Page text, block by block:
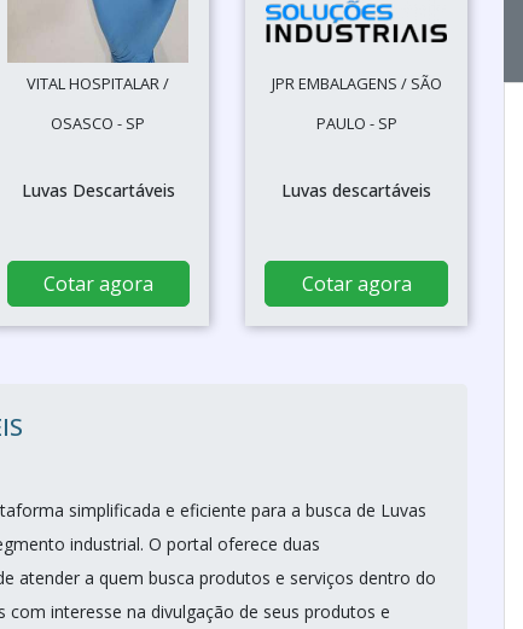
VITAL HOSPITALAR /
OSASCO - SP
Luvas Descartáveis
Cotar agora
JPR EMBALAGENS / SÃO
PAULO - SP
Luvas descartáveis
Cotar agora
simplificada e eficiente para a busca de Luvas
industrial. O portal oferece duas
atender a quem busca produtos e serviços dentro do
com interesse na divulgação de seus produtos e